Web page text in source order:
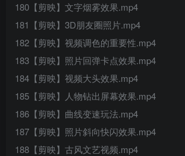
180【剪映】文字烟雾效果.mp4
181【剪映】3D朋友圈照片.mp4
182【剪映】视频调色的重要性.mp4
183【剪映】照片回弹卡点效果.mp4
184【剪映】视频大头效果.mp4
185【剪映】人物钻出屏幕效果.mp4
186【剪映】曲线变速玩法.mp4
187【剪映】照片斜向快闪效果.mp4
188【剪映】古风文艺视频.mp4